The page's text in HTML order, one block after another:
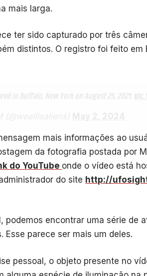
mais larga.
ter sido capturado por três
distintos. O registro foi feito
mais informações ao
da fotografia postada por
do YouTube onde o vídeo está
do site http://
podemos encontrar uma série de
Esse parece ser mais um deles.
pessoal, o objeto presente no